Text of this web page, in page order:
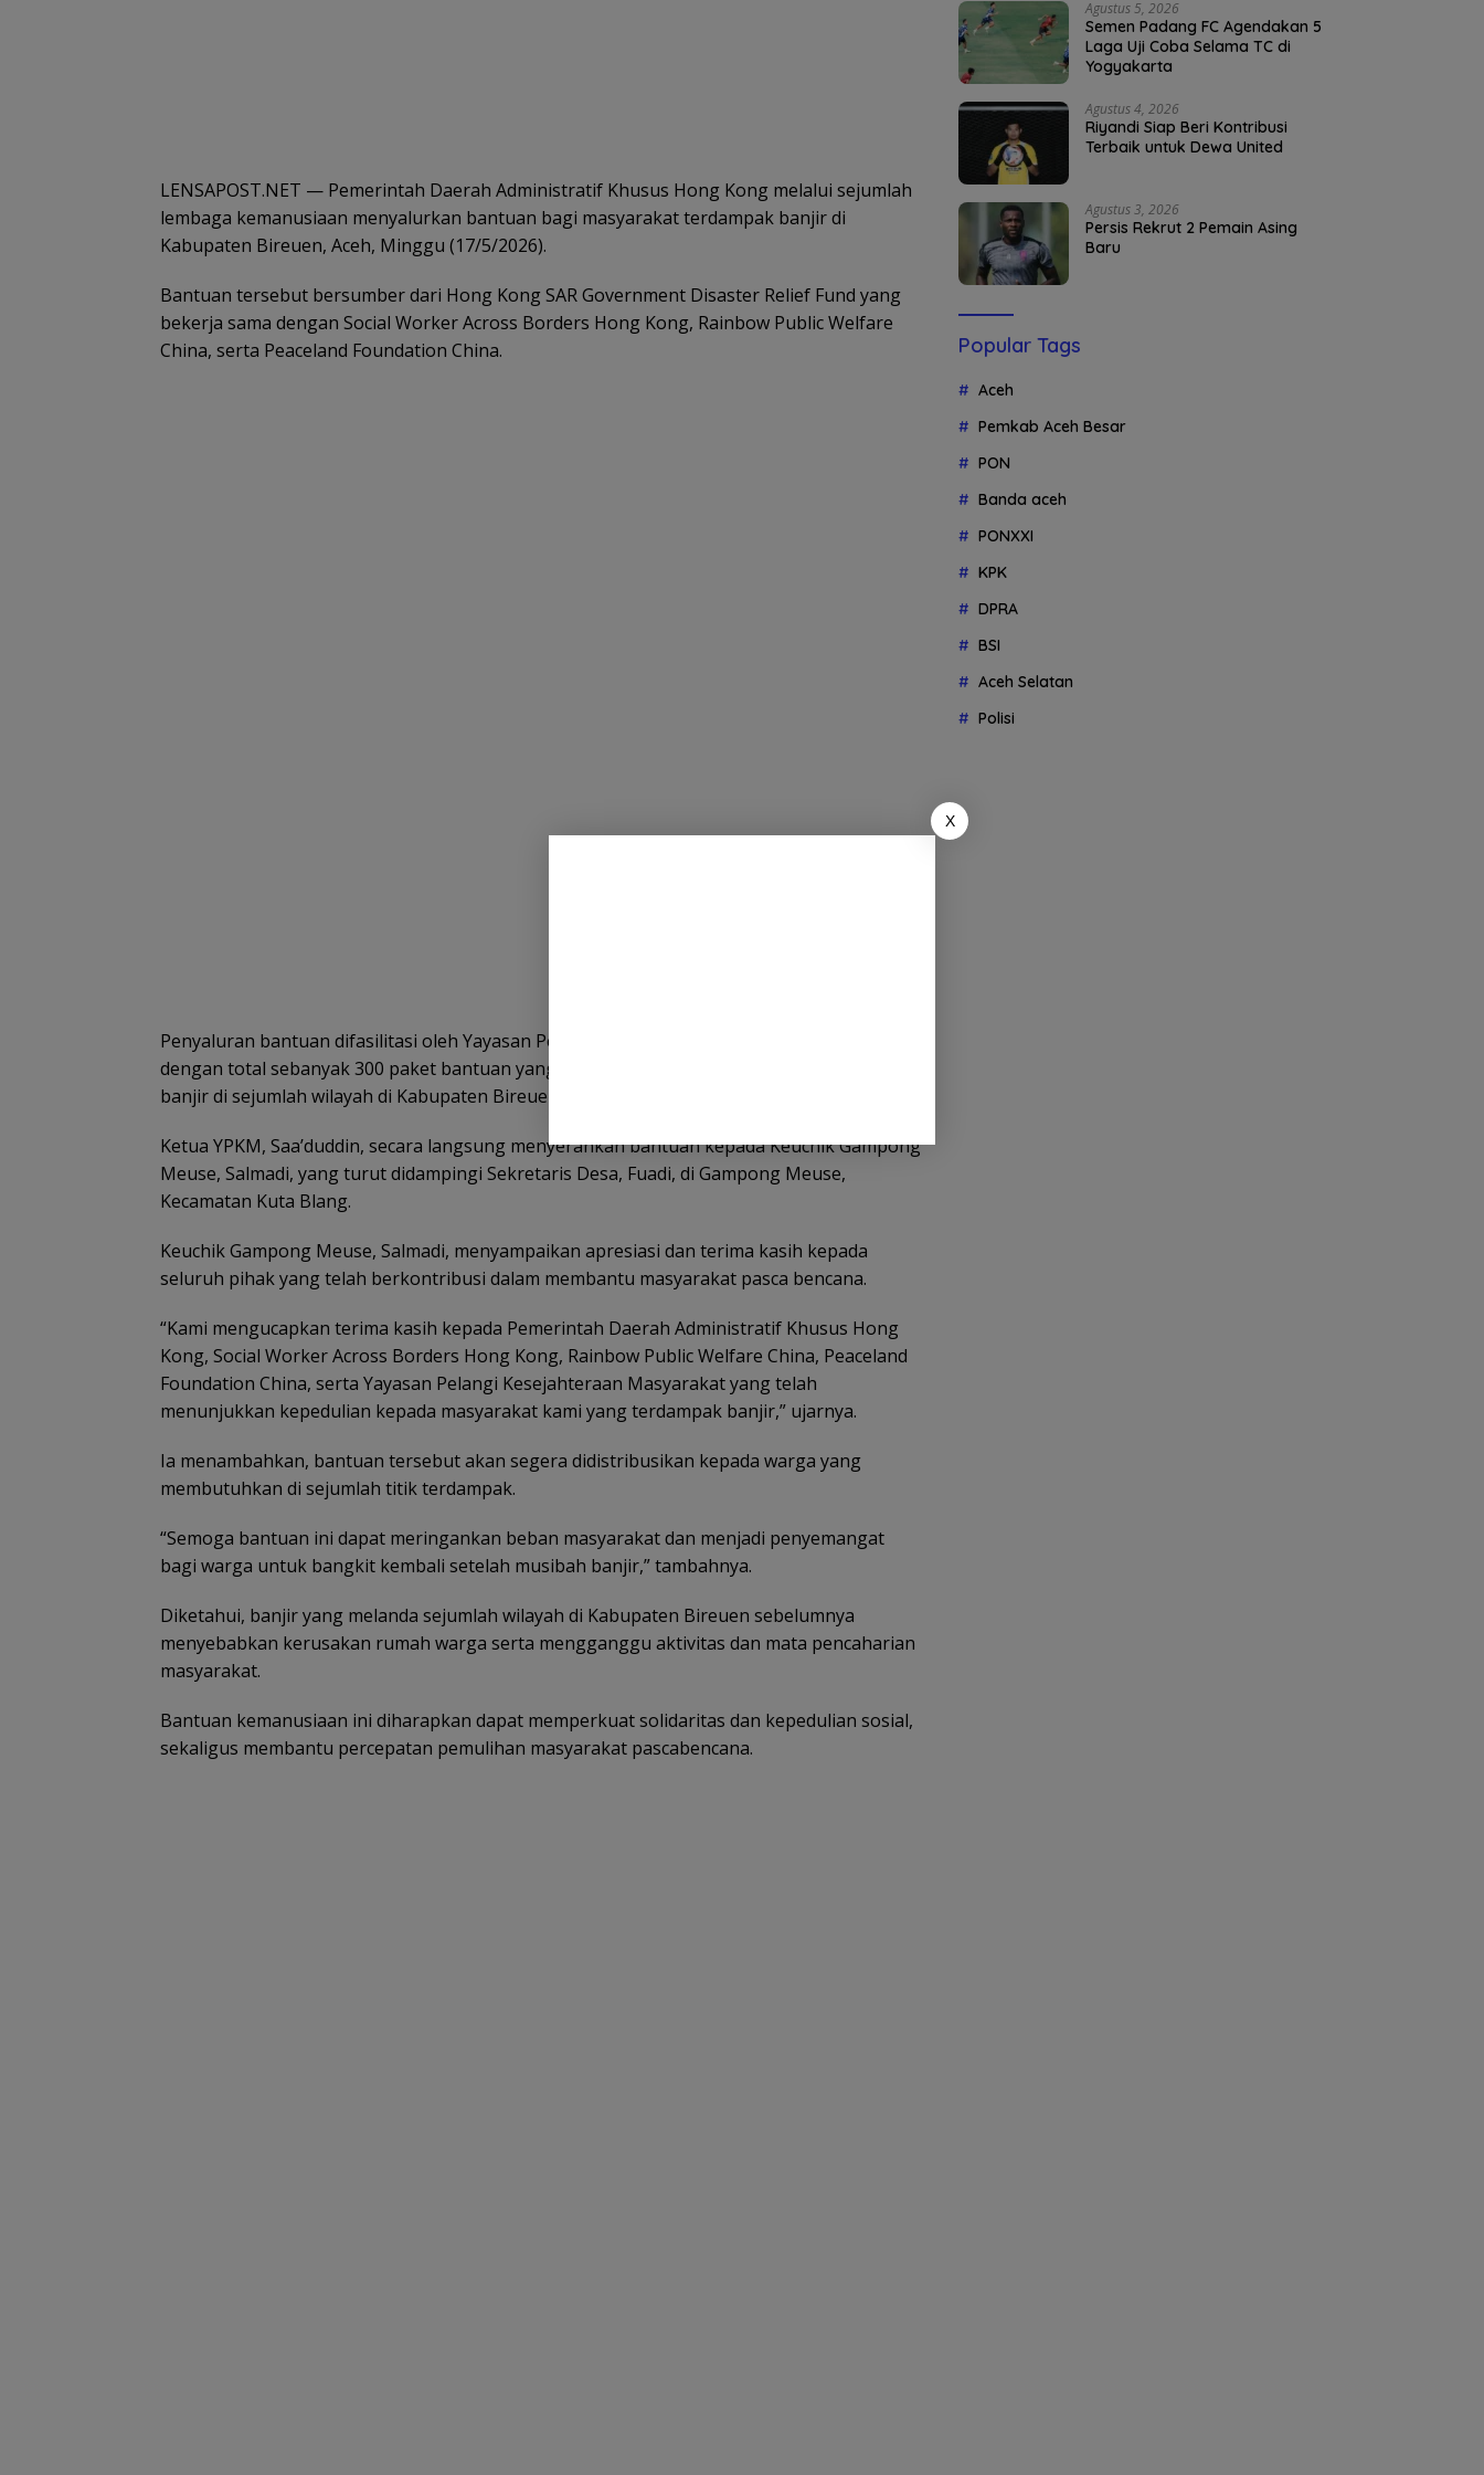
LENSAPOST.NET — Pemerintah Daerah Administratif Khusus Hong Kong melalui sejumlah
lembaga kemanusiaan menyalurkan bantuan bagi masyarakat terdampak banjir di
Kabupaten Bireuen, Aceh, Minggu (17/5/2026).
Bantuan tersebut bersumber dari Hong Kong SAR Government Disaster Relief Fund yang
bekerja sama dengan Social Worker Across Borders Hong Kong, Rainbow Public Welfare
China, serta Peaceland Foundation China.
Penyaluran bantuan difasilitasi oleh Yayasan Pelangi Kesejahteraan Masyarakat (YPKM)
dengan total sebanyak 300 paket bantuan yang diperuntukkan bagi warga terdampak
banjir di sejumlah wilayah di Kabupaten Bireuen.
Ketua YPKM, Saa’duddin, secara langsung menyerahkan bantuan kepada Keuchik Gampong
Meuse, Salmadi, yang turut didampingi Sekretaris Desa, Fuadi, di Gampong Meuse,
Kecamatan Kuta Blang.
Keuchik Gampong Meuse, Salmadi, menyampaikan apresiasi dan terima kasih kepada
seluruh pihak yang telah berkontribusi dalam membantu masyarakat pasca bencana.
“Kami mengucapkan terima kasih kepada Pemerintah Daerah Administratif Khusus Hong
Kong, Social Worker Across Borders Hong Kong, Rainbow Public Welfare China, Peaceland
Foundation China, serta Yayasan Pelangi Kesejahteraan Masyarakat yang telah
menunjukkan kepedulian kepada masyarakat kami yang terdampak banjir,” ujarnya.
Ia menambahkan, bantuan tersebut akan segera didistribusikan kepada warga yang
membutuhkan di sejumlah titik terdampak.
“Semoga bantuan ini dapat meringankan beban masyarakat dan menjadi penyemangat
bagi warga untuk bangkit kembali setelah musibah banjir,” tambahnya.
Diketahui, banjir yang melanda sejumlah wilayah di Kabupaten Bireuen sebelumnya
menyebabkan kerusakan rumah warga serta mengganggu aktivitas dan mata pencaharian
masyarakat.
Bantuan kemanusiaan ini diharapkan dapat memperkuat solidaritas dan kepedulian sosial,
sekaligus membantu percepatan pemulihan masyarakat pascabencana.
Agustus 5, 2026
Semen Padang FC Agendakan 5
Laga Uji Coba Selama TC di
Yogyakarta
Agustus 4, 2026
Riyandi Siap Beri Kontribusi
Terbaik untuk Dewa United
Agustus 3, 2026
Persis Rekrut 2 Pemain Asing
Baru
Popular Tags
Aceh
Pemkab Aceh Besar
PON
Banda aceh
PONXXI
KPK
DPRA
BSI
Aceh Selatan
Polisi
X